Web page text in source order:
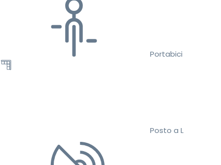
Portabici
Posto a L